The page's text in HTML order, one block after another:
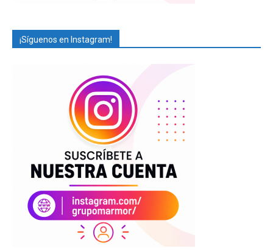
¡Síguenos en Instagram!